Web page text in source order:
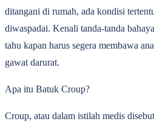
ditangani di rumah, ada kondisi
diwaspadai. Kenali tanda-tanda
tahu kapan harus segera membawa
gawat darurat.
Apa itu Batuk Croup?
Croup, atau dalam istilah medis disebut